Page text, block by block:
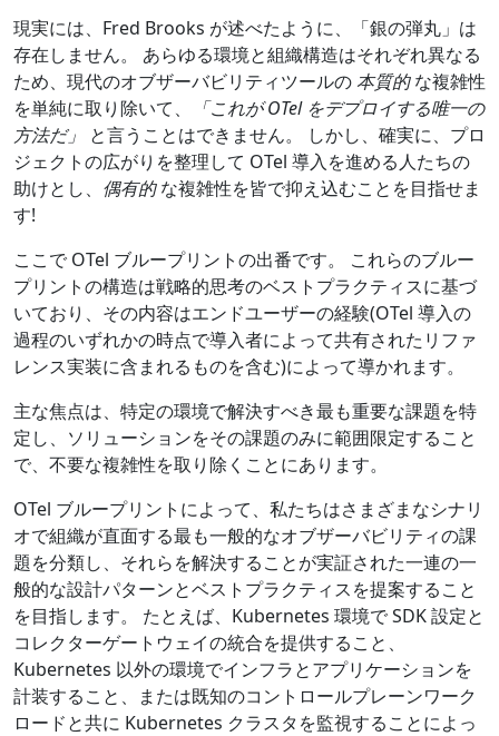
現実には、Fred Brooks が述べたように、「銀の弾丸」は
存在しません。 あらゆる環境と組織構造はそれぞれ異なる
ため、現代のオブザーバビリティツールの 本質的な複雑性
を単純に取り除いて、
「これが OTel をデプロイする唯一の
方法だ」
と言うことはできません。 しかし、確実に、プロ
ジェクトの広がりを整理して OTel 導入を進める人たちの
助けとし、 偶有的な複雑性を皆で抑え込むことを目指せま
す!
ここで OTel ブループリントの出番です。 これらのブルー
プリントの構造は戦略的思考のベストプラクティスに基づ
いており、その内容はエンドユーザーの経験(OTel 導入の
過程のいずれかの時点で導入者によって共有されたリファ
レンス実装に含まれるものを含む)によって導かれます。
主な焦点は、特定の環境で解決すべき最も重要な課題を特
定し、ソリューションをその課題のみに範囲限定すること
で、不要な複雑性を取り除くことにあります。
OTel ブループリントによって、私たちはさまざまなシナリ
オで組織が直面する最も一般的なオブザーバビリティの課
題を分類し、それらを解決することが実証された一連の一
般的な設計パターンとベストプラクティスを提案すること
を目指します。 たとえば、Kubernetes 環境で SDK 設定と
コレクターゲートウェイの統合を提供すること、
Kubernetes 以外の環境でインフラとアプリケーションを
計装すること、または既知のコントロールプレーンワーク
ロードと共に Kubernetes クラスタを監視することによっ